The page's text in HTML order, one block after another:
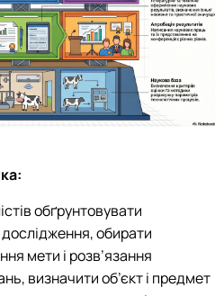
обґрунтовувати
обирати
мети і розв’язання
визначити об’єкт і предмет